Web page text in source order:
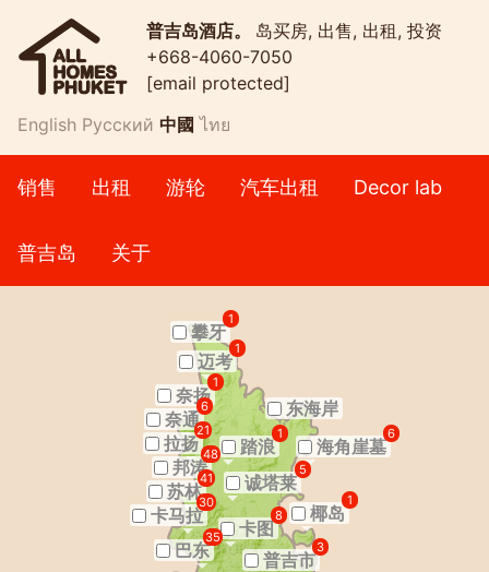
普吉岛酒店。 岛买房, 出售, 出租, 投资
+668-4060-7050
[email protected]
English Русский 中國 ไทย
销售 出租 游轮 汽车出租 Decor lab
普吉岛 关于
攀牙
1
迈考
1
奈扬
1
东海岸
奈通
6
拉扬
21
踏浪
1
邦涛
48 海角崖墓
6
诚塔莱
5
苏林
41
卡马拉
30 椰岛
1
卡图
8
巴东
35
普吉市
3